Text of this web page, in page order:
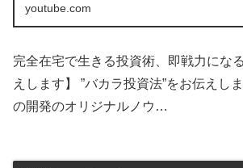
youtube.com
完全在宅で生きる投資術、即戦力にな
えします】 ”バカラ投資法”をお伝えし
の開発のオリジナルノウ…